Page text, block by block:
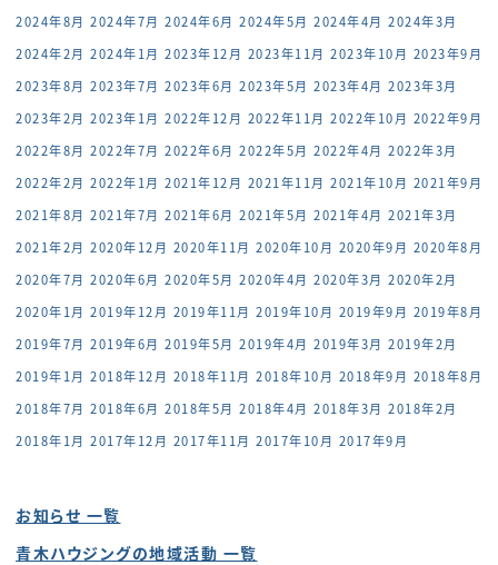
2024年8月 2024年7月 2024年6月 2024年5月 2024年4月 2024年3月
2024年2月 2024年1月 2023年12月 2023年11月 2023年10月 2023年9月
2023年8月 2023年7月 2023年6月 2023年5月 2023年4月 2023年3月
2023年2月 2023年1月 2022年12月 2022年11月 2022年10月 2022年9月
2022年8月 2022年7月 2022年6月 2022年5月 2022年4月 2022年3月
2022年2月 2022年1月 2021年12月 2021年11月 2021年10月 2021年9月
2021年8月 2021年7月 2021年6月 2021年5月 2021年4月 2021年3月
2021年2月 2020年12月 2020年11月 2020年10月 2020年9月 2020年8月
2020年7月 2020年6月 2020年5月 2020年4月 2020年3月 2020年2月
2020年1月 2019年12月 2019年11月 2019年10月 2019年9月 2019年8月
2019年7月 2019年6月 2019年5月 2019年4月 2019年3月 2019年2月
2019年1月 2018年12月 2018年11月 2018年10月 2018年9月 2018年8月
2018年7月 2018年6月 2018年5月 2018年4月 2018年3月 2018年2月
2018年1月 2017年12月 2017年11月 2017年10月 2017年9月
お知らせ 一覧
青木ハウジングの地域活動 一覧